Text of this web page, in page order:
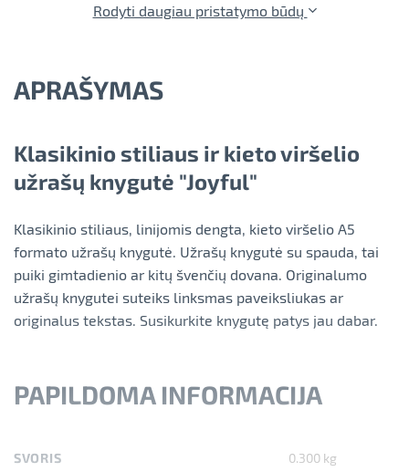
Rodyti daugiau pristatymo būdų
APRAŠYMAS
Klasikinio stiliaus ir kieto viršelio
užrašų knygutė "Joyful"
Klasikinio stiliaus, linijomis dengta, kieto viršelio A5
formato užrašų knygutė. Užrašų knygutė su spauda, tai
puiki gimtadienio ar kitų švenčių dovana. Originalumo
užrašų knygutei suteiks linksmas paveiksliukas ar
originalus tekstas. Susikurkite knygutę patys jau dabar.
PAPILDOMA INFORMACIJA
SVORIS
0.300 kg